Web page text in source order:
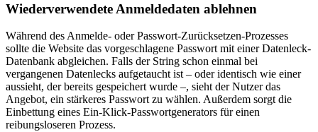
Wiederverwendete Anmeldedaten ablehnen
Während des Anmelde- oder Passwort-Zurücksetzen-Prozesses
sollte die Website das vorgeschlagene Passwort mit einer Datenleck-
Datenbank abgleichen. Falls der String schon einmal bei
vergangenen Datenlecks aufgetaucht ist – oder identisch wie einer
aussieht, der bereits gespeichert wurde –, sieht der Nutzer das
Angebot, ein stärkeres Passwort zu wählen. Außerdem sorgt die
Einbettung eines Ein-Klick-Passwortgenerators für einen
reibungsloseren Prozess.